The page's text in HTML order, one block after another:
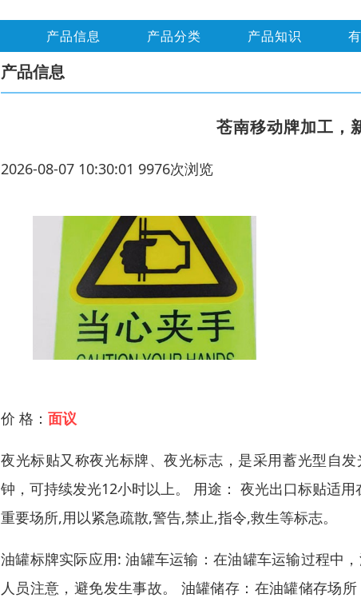
产品信息 产品分类 产品知识
产品信息
苍南移动牌加工，
2026-08-07 10:30:01 9976次浏览
价 格： 面议
夜光标贴又称夜光标牌、夜光标志，是采用蓄光型自
钟，可持续发光12小时以上。 用途： 夜光出口标贴适
重要场所,用以紧急疏散,警告,禁止,指令,救生等标志。
油罐标牌实际应用: 油罐车运输：在油罐车运输过程中
人员注意，避免发生事故。 油罐储存：在油罐储存场